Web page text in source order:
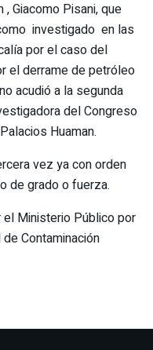
, Giacomo Pisani, que
investigado en las
por el caso del
el derrame de petróleo
acudió a la segunda
del Congreso
Huaman.
vez ya con orden
de grado o fuerza.
Ministerio Público por
Contaminación